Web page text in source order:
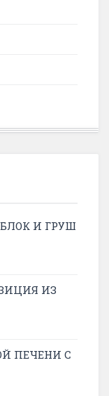
И ГРУШ
ИЗ
ПЕЧЕНИ С